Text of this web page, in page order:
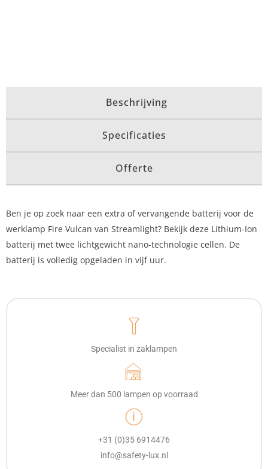
Beschrijving
Specificaties
Offerte
Ben je op zoek naar een extra of vervangende batterij voor de
werklamp Fire Vulcan van Streamlight? Bekijk deze Lithium-Ion
batterij met twee lichtgewicht nano-technologie cellen. De
batterij is volledig opgeladen in vijf uur.
Specialist in zaklampen
Meer dan 500 lampen op voorraad
+31 (0)35 6914476
info@safety-lux.nl